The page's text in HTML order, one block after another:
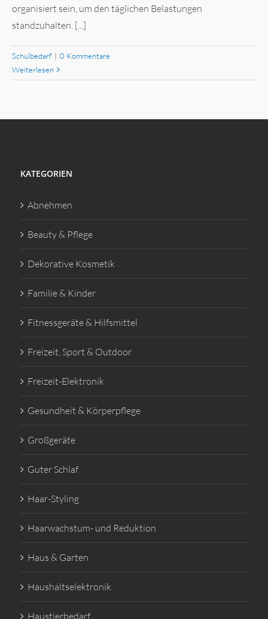
organisiert sein, um den täglichen Belastungen
standzuhalten. [...]
Schulbedarf | 0 Kommentare
Weiterlesen
KATEGORIEN
Abnehmen
Beauty & Pflege
Dekorative Kosmetik
Familie & Kinder
Fitnessgeräte & Hilfsmittel
Freizeit, Sport & Outdoor
Freizeit-Elektronik
Gesundheit & Körperpflege
Großgeräte
Guter Schlaf
Haar-Styling
Haarwachstum- und Reduktion
Haus & Garten
Haushaltselektronik
Haustierbedarf